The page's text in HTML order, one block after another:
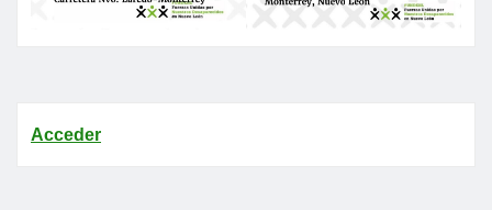
Acceder